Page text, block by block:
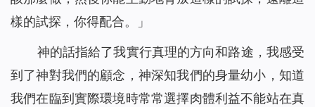
樣的試探，你得配合。
」
神的話指給了我實行真理的方向和路途，我感受
到了神對我們的顧念，神深知我們的身量幼小，知道
我們在臨到實際環境時常常選擇肉體利益不能站在真